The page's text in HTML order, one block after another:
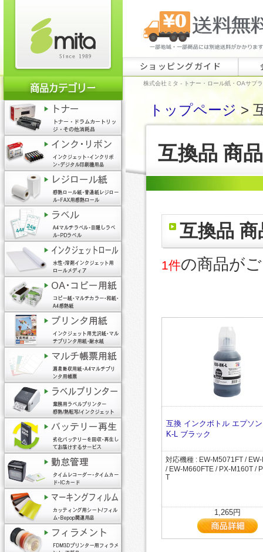
ショッピングガイド
株式会社ミタ - トナー・ロール紙・OAサプ
トップページ>
互換品 商
互換品 商
1件の商品が
互換 インクボトル エプソ
K-L ブラック
対応機種 : EW-M5071FT /
/ EW-M660FTE / PX-M160T /
T
1,265円